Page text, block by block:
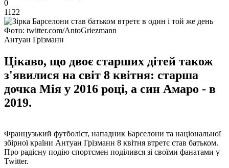
0
1122
Фото: twitter.com/AntoGriezmann
Антуан Грізманн
Цікаво, що двоє старших дітей також
з'явилися на світ 8 квітня: старша
дочка Мія у 2016 році, а син Амаро - в
2019.
Французький футболіст, нападник Барселони та національної
збірної країни Антуан Грізманн 8 квітня втретє став батьком.
Про радісну подію спортсмен поділився зі своїми фанатами у
Twitter.